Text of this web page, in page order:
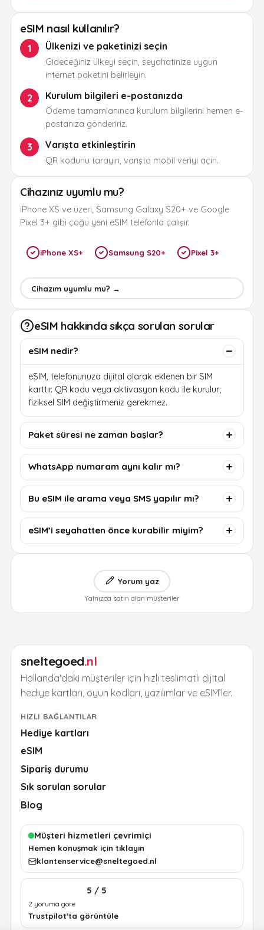
eSIM nasıl kullanılır?
1 Ülkenizi ve paketinizi seçin
Gideceğiniz ülkeyi seçin, seyahatinize uygun
internet paketini belirleyin.
2 Kurulum bilgileri e-postanızda
Ödeme tamamlanınca kurulum bilgilerini hemen e-
postanıza göndeririz.
3 Varışta etkinleştirin
QR kodunu tarayın, varışta mobil veriyi açın.
Cihazınız uyumlu mu?
iPhone XS ve üzeri, Samsung Galaxy S20+ ve Google
Pixel 3+ gibi çoğu yeni eSIM telefonla çalışır.
iPhone XS+ Samsung S20+ Pixel 3+
Cihazım uyumlu mu? →
eSIM hakkında sıkça sorulan sorular
eSIM nedir?
eSIM, telefonunuza dijital olarak eklenen bir SIM
karttır. QR kodu veya aktivasyon kodu ile kurulur;
fiziksel SIM değiştirmeniz gerekmez.
Paket süresi ne zaman başlar?
WhatsApp numaram aynı kalır mı?
Bu eSIM ile arama veya SMS yapılır mı?
eSIM’i seyahatten önce kurabilir miyim?
Yorum yaz
Yalnızca satın alan müşteriler
sneltegoed.nl
Hollanda'daki müşteriler için hızlı teslimatlı dijital
hediye kartları, oyun kodları, yazılımlar ve eSIM’ler.
HIZLI BAĞLANTILAR
Hediye kartları
eSIM
Sipariş durumu
Sık sorulan sorular
Blog
Müşteri hizmetleri çevrimiçi
Hemen konuşmak için tıklayın
klantenservice@sneltegoed.nl
5 / 5
2 yoruma göre
Trustpilot'ta görüntüle